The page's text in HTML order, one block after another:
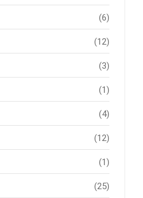
(6)
(12)
(3)
(1)
(4)
(12)
(1)
(25)